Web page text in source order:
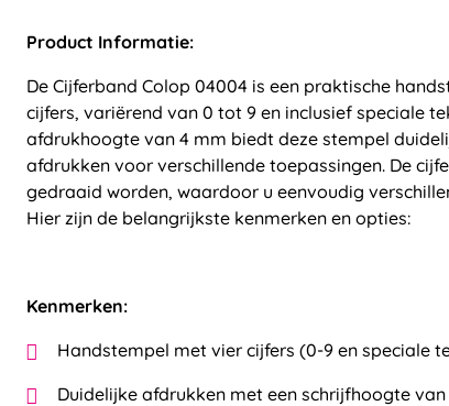
Product Informatie:
De Cijferband Colop 04004 is een praktische
cijfers, variërend van 0 tot 9 en inclusief speciale
afdrukhoogte van 4 mm biedt deze stempel
afdrukken voor verschillende toepassingen. De
gedraaid worden, waardoor u eenvoudig
Hier zijn de belangrijkste kenmerken en opties:
Kenmerken:
Handstempel met vier cijfers (0-9 en speciale
Duidelijke afdrukken met een schrijfhoogte van